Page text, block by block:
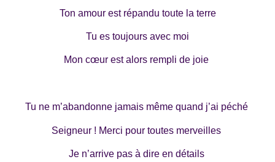
Ton amour est répandu toute la terre
Tu es toujours avec moi
Mon cœur est alors rempli de joie
Tu ne m’abandonne jamais même quand j’ai péché
Seigneur ! Merci pour toutes merveilles
Je n’arrive pas à dire en détails